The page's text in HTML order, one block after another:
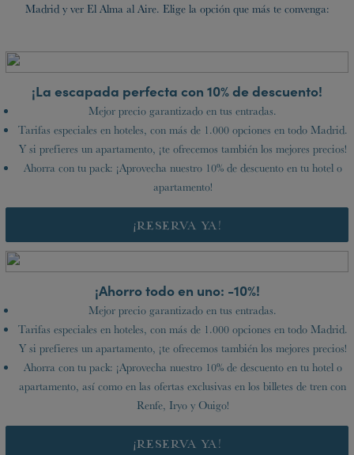
Madrid y ver El Alma al Aire. Elige la opción que más te convenga:
¡La escapada perfecta con 10% de descuento!
Mejor precio garantizado en tus entradas.
Tarifas especiales en hoteles, con más de 1.000 opciones en todo Madrid.
Y si prefieres un apartamento, ¡te ofrecemos también los mejores precios!
Ahorra con tu pack: ¡Aprovecha nuestro 10% de descuento en tu hotel o
apartamento!
¡RESERVA YA!
¡Ahorro todo en uno: -10%!
Mejor precio garantizado en tus entradas.
Tarifas especiales en hoteles, con más de 1.000 opciones en todo Madrid.
Y si prefieres un apartamento, ¡te ofrecemos también los mejores precios!
Ahorra con tu pack: ¡Aprovecha nuestro 10% de descuento en tu hotel o
apartamento, así como en las ofertas exclusivas en los billetes de tren con
Renfe, Iryo y Ouigo!
¡RESERVA YA!